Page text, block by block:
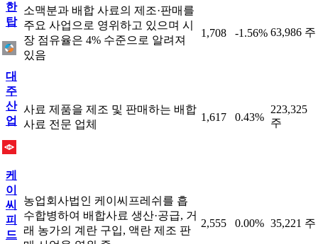
한
탑
소맥분과 배합 사료의 제조·판매를
주요 사업으로 영위하고 있으며 시
장 점유율은 4% 수준으로 알려져
있음
1,708 -1.56% 63,986 주
대
주
산
업
사료 제품을 제조 및 판매하는 배합
사료 전문 업체
1,617 0.43%
223,325
주
케
이
씨
피
드
농업회사법인 케이씨프레쉬를 흡
수합병하여 배합사료 생산·공급, 거
래 농가의 계란 구입, 액란 제조 판
2,555 0.00% 35,221 주